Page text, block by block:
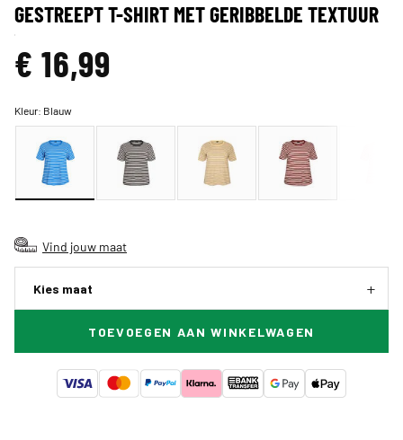
GESTREEPT T-SHIRT MET GERIBBELDE TEXTUUR
€ 16,99
Kleur: Blauw
Vind jouw maat
Kies maat
TOEVOEGEN AAN WINKELWAGEN